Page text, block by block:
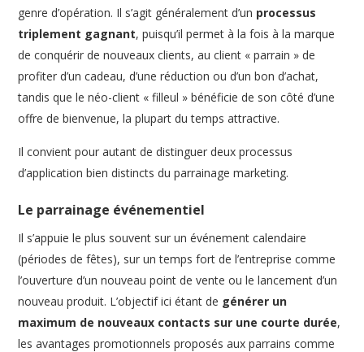
genre d’opération. Il s’agit généralement d’un processus
triplement gagnant, puisqu’il permet à la fois à la marque
de conquérir de nouveaux clients, au client « parrain » de
profiter d’un cadeau, d’une réduction ou d’un bon d’achat,
tandis que le néo-client « filleul » bénéficie de son côté d’une
offre de bienvenue, la plupart du temps attractive.
Il convient pour autant de distinguer deux processus
d’application bien distincts du parrainage marketing.
Le parrainage événementiel
Il s’appuie le plus souvent sur un événement calendaire
(périodes de fêtes), sur un temps fort de l’entreprise comme
l’ouverture d’un nouveau point de vente ou le lancement d’un
nouveau produit. L’objectif ici étant de générer un
maximum de nouveaux contacts sur une courte durée,
les avantages promotionnels proposés aux parrains comme